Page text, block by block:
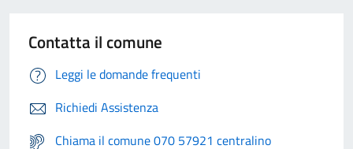
Contatta il comune
Leggi le domande frequenti
Richiedi Assistenza
Chiama il comune 070 57921 centralino